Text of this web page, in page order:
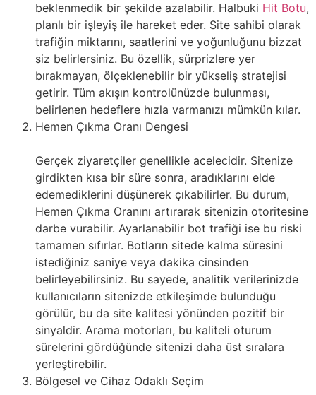
beklenmedik bir şekilde azalabilir. Halbuki Hit Botu,
planlı bir işleyiş ile hareket eder. Site sahibi olarak
trafiğin miktarını, saatlerini ve yoğunluğunu bizzat
siz belirlersiniz. Bu özellik, sürprizlere yer
bırakmayan, ölçeklenebilir bir yükseliş stratejisi
getirir. Tüm akışın kontrolünüzde bulunması,
belirlenen hedeflere hızla varmanızı mümkün kılar.
Hemen Çıkma Oranı Dengesi
Gerçek ziyaretçiler genellikle acelecidir. Sitenize
girdikten kısa bir süre sonra, aradıklarını elde
edemediklerini düşünerek çıkabilirler. Bu durum,
Hemen Çıkma Oranını artırarak sitenizin otoritesine
darbe vurabilir. Ayarlanabilir bot trafiği ise bu riski
tamamen sıfırlar. Botların sitede kalma süresini
istediğiniz saniye veya dakika cinsinden
belirleyebilirsiniz. Bu sayede, analitik verilerinizde
kullanıcıların sitenizde etkileşimde bulunduğu
görülür, bu da site kalitesi yönünden pozitif bir
sinyaldir. Arama motorları, bu kaliteli oturum
sürelerini gördüğünde sitenizi daha üst sıralara
yerleştirebilir.
Bölgesel ve Cihaz Odaklı Seçim